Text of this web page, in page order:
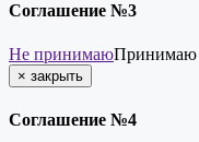
Соглашение №3
Не принимаюПринимаю
× закрыть
Соглашение №4